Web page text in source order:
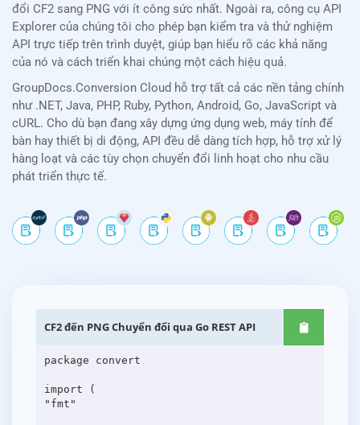
đổi CF2 sang PNG với ít công sức nhất. Ngoài ra, công cụ API
Explorer của chúng tôi cho phép bạn kiểm tra và thử nghiệm
API trực tiếp trên trình duyệt, giúp bạn hiểu rõ các khả năng
của nó và cách triển khai chúng một cách hiệu quả.
GroupDocs.Conversion Cloud hỗ trợ tất cả các nền tảng chính
như .NET, Java, PHP, Ruby, Python, Android, Go, JavaScript và
cURL. Cho dù bạn đang xây dựng ứng dụng web, máy tính để
bàn hay thiết bị di động, API đều dễ dàng tích hợp, hỗ trợ xử lý
hàng loạt và các tùy chọn chuyển đổi linh hoạt cho nhu cầu
phát triển thực tế.
CF2 đến PNG Chuyển đổi qua Go REST API
package convert
import (
"fmt"